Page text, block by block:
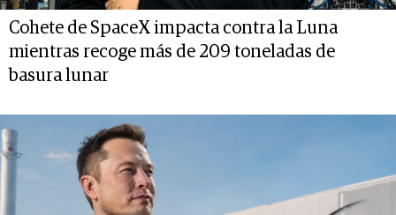
Cohete de SpaceX impacta contra la Luna
mientras recoge más de 209 toneladas de
basura lunar